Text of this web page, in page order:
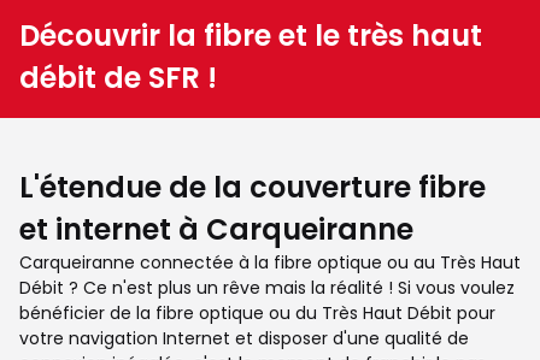
Découvrir la fibre et le très haut
débit de SFR !
L'étendue de la couverture fibre
et internet à Carqueiranne
Carqueiranne connectée à la fibre optique ou au Très Haut
Débit ? Ce n'est plus un rêve mais la réalité ! Si vous voulez
bénéficier de la fibre optique ou du Très Haut Débit pour
votre navigation Internet et disposer d'une qualité de